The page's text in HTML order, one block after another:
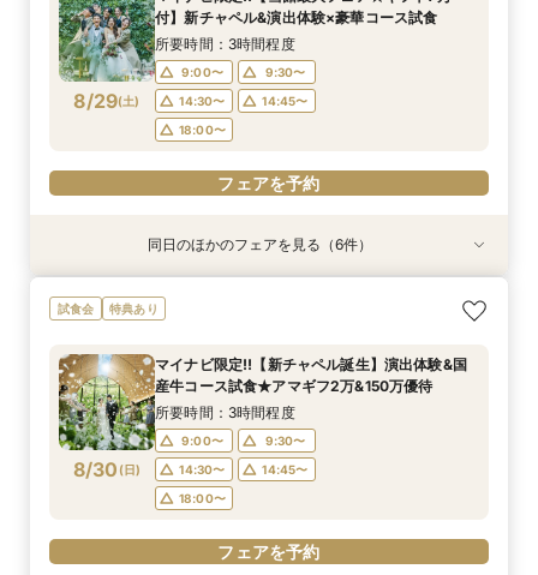
8/28(金)
11:00〜
12:00〜
14:00〜
15:00〜
18:00〜
フェアを予約
8/28(金)
11:00〜
12:00〜
14:00〜
15:00〜
18:00〜
フェアを予約
8/28(金)
11:00〜
12:00〜
14:00〜
15:00〜
18:00〜
フェアを予約
8/28(金)
11:00〜
12:00〜
14:00〜
15:00〜
18:00〜
フェアを予約
8/28(金)
11:00〜
12:00〜
14:00〜
15:00〜
18:00〜
フェアを予約
8/28(金)
13:00〜
14:30〜
16:00〜
17:30〜
フェアを予約
8/29(土)
付】新チャペル&演出体験×豪華コース試食
所要時間：3時間程度
9:00〜
9:30〜
14:30〜
14:45〜
18:00〜
フェアを予約
特典あり 動画あり
8/29(土)
ギフト7万付【初めての見学に】全館ALL体験*見
積相談＆絶品試食
9:00〜
9:30〜
14:30〜
14:45〜
18:00〜
フェアを予約
特典あり
8/29(土)
即決ナシ★予算のリアル大公開！本番コーデ×ミ
シュラン試食体験
9:00〜
9:30〜
14:30〜
14:45〜
18:00〜
フェアを予約
特典あり
8/29(土)
【2件目以降の見学OK】貸切Wフル体験×豪華試
食×お見積り比較
9:00〜
9:30〜
14:30〜
14:45〜
18:00〜
フェアを予約
特典あり
8/29(土)
【10名から全館貸切OK】ミシュラン試食付*少
人数婚ALL体験
9:00〜
9:30〜
14:30〜
14:45〜
18:00〜
フェアを予約
特典あり
8/29(土)
7万GIFT付【料理重視必見】豪華ミシュラン試食
×貸切邸宅W体験
9:00〜
9:30〜
14:30〜
14:45〜
18:00〜
フェアを予約
8/29(土)
【お気軽◎オンライン相談会】スマホで簡単！豪
華10大特典付き
10:30〜
12:00〜
15:30〜
17:00〜
フェアを予約
同日のほかのフェアを見る（6件）
試食会 特典あり
8/30 (日)
マイナビ限定!!【新チャペル誕生】演出体験&国
産牛コース試食★アマギフ2万&150万優待
所要時間：3時間程度
9:00〜
9:30〜
14:30〜
14:45〜
18:00〜
フェアを予約